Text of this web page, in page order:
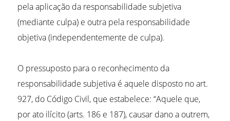
pela aplicação da responsabilidade subjetiva
(mediante culpa) e outra pela responsabilidade
objetiva (independentemente de culpa).
O pressuposto para o reconhecimento da
responsabilidade subjetiva é aquele disposto no art.
927, do Código Civil, que estabelece: “Aquele que,
por ato ilícito (arts. 186 e 187), causar dano a outrem,